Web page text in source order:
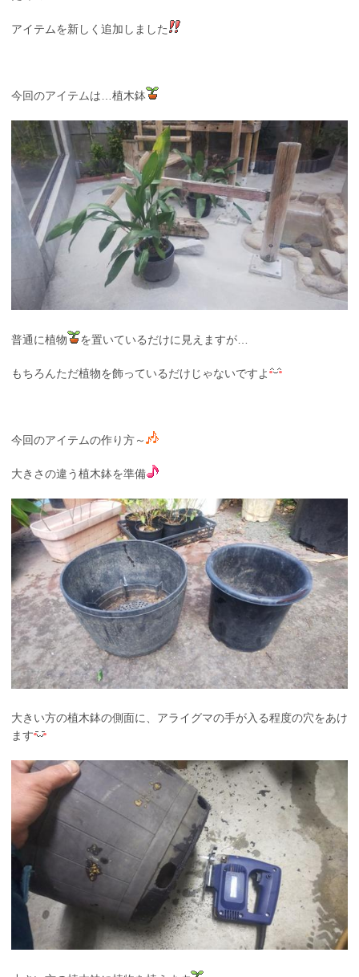
アイテムを新しく追加しました
今回のアイテムは…植木鉢
普通に植物 を置いているだけに見えますが…
もちろんただ植物を飾っているだけじゃないですよ
今回のアイテムの作り方～
大きさの違う植木鉢を準備
大きい方の植木鉢の側面に、アライグマの手が入る程度の穴をあけ
ます